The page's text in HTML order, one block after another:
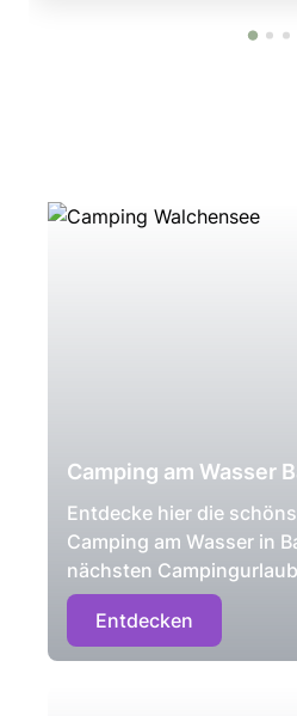
Camping am Wasser
Entdecke hier die
Camping am Wasser in
nächsten
Entdecken